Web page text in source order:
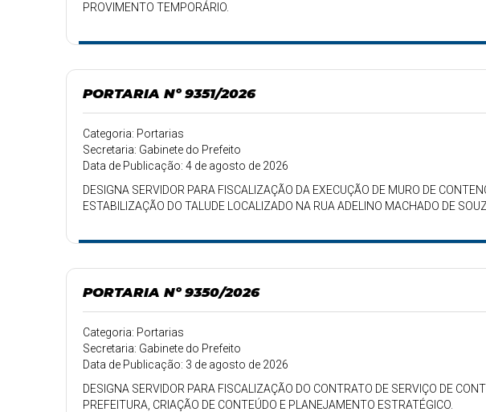
PROVIMENTO TEMPORÁRIO.
PORTARIA Nº 9351/2026
Categoria: Portarias
Secretaria: Gabinete do Prefeito
Data de Publicação: 4 de agosto de 2026
DESIGNA SERVIDOR PARA FISCALIZAÇÃO DA EXECUÇÃO DE MURO DE
ESTABILIZAÇÃO DO TALUDE LOCALIZADO NA RUA ADELINO MACHADO DE
PORTARIA Nº 9350/2026
Categoria: Portarias
Secretaria: Gabinete do Prefeito
Data de Publicação: 3 de agosto de 2026
DESIGNA SERVIDOR PARA FISCALIZAÇÃO DO CONTRATO DE SERVIÇO DE
PREFEITURA, CRIAÇÃO DE CONTEÚDO E PLANEJAMENTO ESTRATÉGICO.